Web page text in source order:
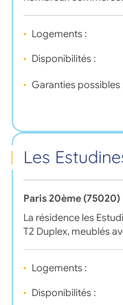
Logements :
Disponibilités :
Garanties possibles
Les
Paris 20ème (75020)
La résidence les
T2 Duplex, meublés
Logements :
Disponibilités :